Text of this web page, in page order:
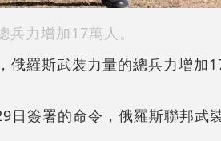
力增加17萬人。
俄羅斯武裝力量的總兵力增加
簽署的命令，俄羅斯聯邦武